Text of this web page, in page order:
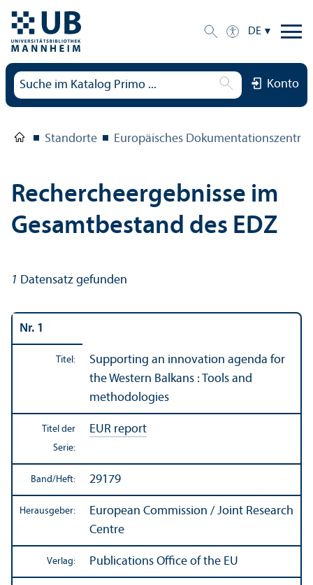
DE
Konto
Standorte Europäisches
Rechercheergebnisse im
Gesamtbestand des EDZ
1 Datensatz gefunden
Nr. 1
Titel:
Supporting an innovation agenda for
the Western Balkans : Tools and
methodologies
Titel der
Serie:
EUR report
Band/Heft: 29179
Herausgeber:
European Commission / Joint Research
Centre
Verlag: Publications Office of the EU